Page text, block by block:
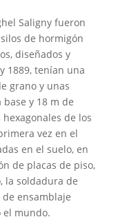
Saligny fueron
de hormigón
diseñados y
1889, tenían una
grano y unas
y 18 m de
de los
vez en el
en el suelo, en
de placas de piso,
la soldadura de
ensamblaje
mundo.